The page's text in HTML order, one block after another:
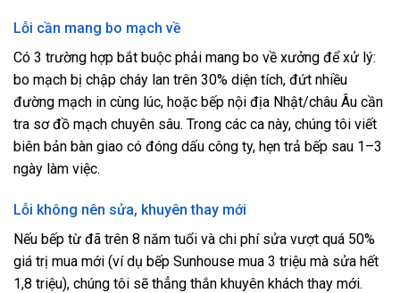
Lỗi cần mang bo mạch về
Có 3 trường hợp bắt buộc phải mang bo về xưởng để xử lý:
bo mạch bị chập cháy lan trên 30% diện tích, đứt nhiều
đường mạch in cùng lúc, hoặc bếp nội địa Nhật/châu Âu cần
tra sơ đồ mạch chuyên sâu. Trong các ca này, chúng tôi viết
biên bản bàn giao có đóng dấu công ty, hẹn trả bếp sau 1–3
ngày làm việc.
Lỗi không nên sửa, khuyên thay mới
Nếu bếp từ đã trên 8 năm tuổi và chi phí sửa vượt quá 50%
giá trị mua mới (ví dụ bếp Sunhouse mua 3 triệu mà sửa hết
1,8 triệu), chúng tôi sẽ thẳng thắn khuyên khách thay mới.